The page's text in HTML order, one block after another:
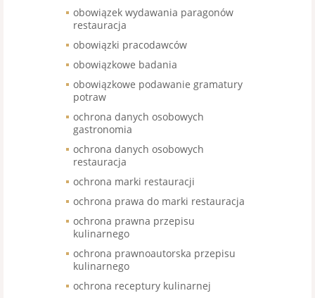
obowiązek wydawania paragonów
restauracja
obowiązki pracodawców
obowiązkowe badania
obowiązkowe podawanie gramatury
potraw
ochrona danych osobowych
gastronomia
ochrona danych osobowych
restauracja
ochrona marki restauracji
ochrona prawa do marki restauracja
ochrona prawna przepisu
kulinarnego
ochrona prawnoautorska przepisu
kulinarnego
ochrona receptury kulinarnej